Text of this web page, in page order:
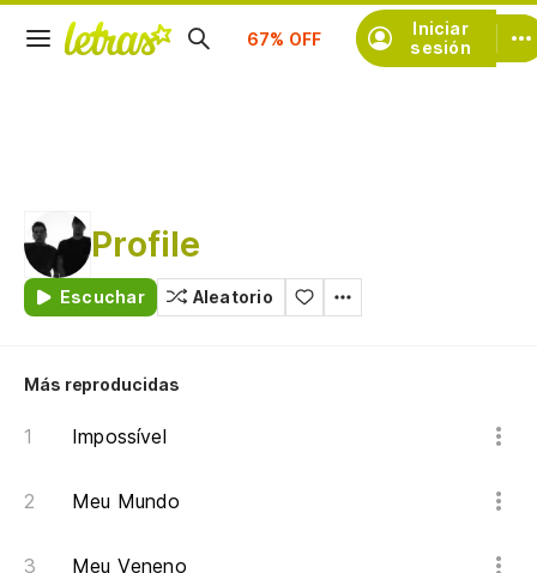
Iniciar
sesión
Profile
Escuchar Aleatorio
Más reproducidas
Impossível
Meu Mundo
Meu Veneno